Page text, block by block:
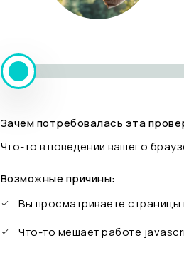
Зачем потребовалась эта
Что-то в поведении вашего
Возможные причины:
Вы просматриваете
Что-то мешает работе